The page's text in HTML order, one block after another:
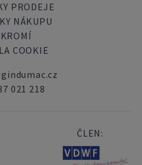
PRODEJE
NÁKUPU
COOKIE
021 218
ČLEN: